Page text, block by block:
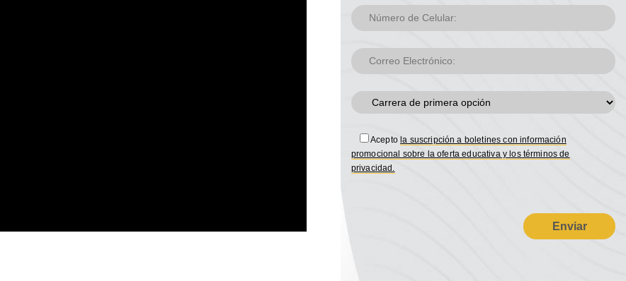
Acepto la suscripción a boletines con información
promocional sobre la oferta educativa y los términos de
privacidad.